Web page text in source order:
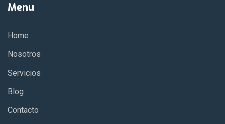
Menu
Home
Nosotros
Servicios
Blog
Contacto